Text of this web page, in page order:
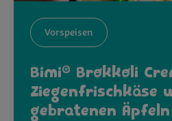
Vorspeisen
Bimi® Brokkoli
Ziegenfrischkäse
gebratenen Äpfeln